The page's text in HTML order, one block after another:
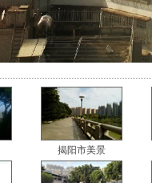
揭阳市美景